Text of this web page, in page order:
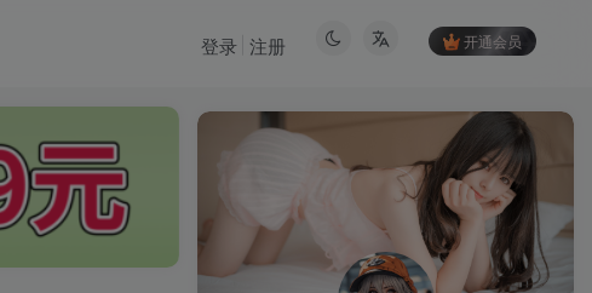
开通会员
登录 注册